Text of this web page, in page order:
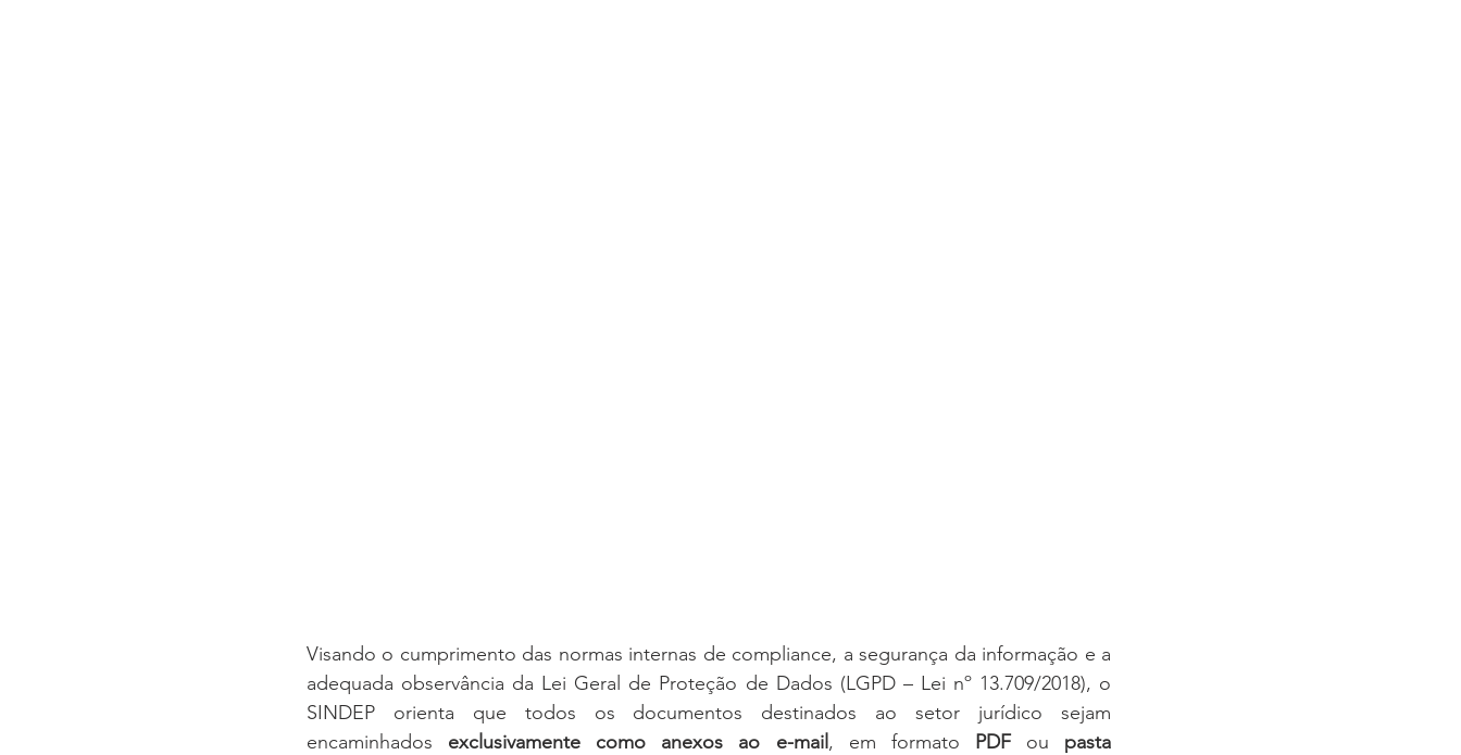
Visando o cumprimento das normas internas de compliance, a segurança da informação e a
adequada observância da Lei Geral de Proteção de Dados (LGPD – Lei nº 13.709/2018), o
SINDEP orienta que todos os documentos destinados ao setor jurídico sejam
encaminhados exclusivamente como anexos ao e-mail , em formato PDF ou pasta